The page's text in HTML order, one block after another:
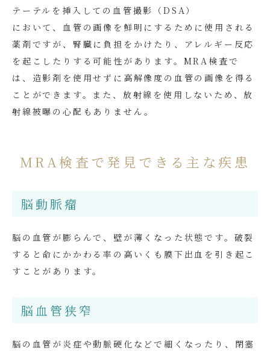
テーテルを挿入しての血管撮影（DSA）
において、血管の画像を鮮明にするために使用される
薬剤ですが、腎臓に負担をかけたり、アレルギー反応
を起こしたりする可能性があります。MRA検査で
は、造影剤を使用せずに高解像度の血管の画像を得る
ことができます。また、放射線を使用しないため、放
射線被曝の心配もありません。
MRA検査で発見できる主な疾患
脳動脈瘤
脳の血管が膨らんで、壁が薄くなった状態です。破裂
すると命にかかわる率の高いくも膜下出血を引き起こ
すことがあります。
脳血管狭窄
脳の血管が炎症や動脈硬化などで細くなったり、閉塞